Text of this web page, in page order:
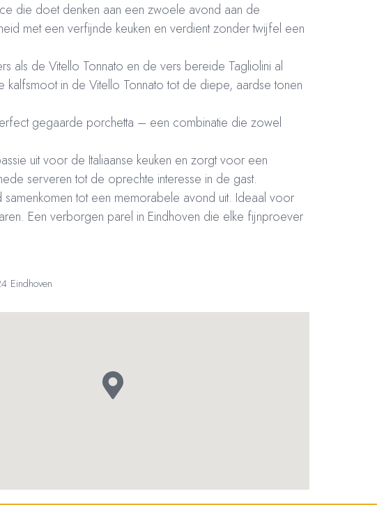
die doet denken aan een zwoele avond aan de
met een verfijnde keuken en verdient zonder twijfel een
als de Vitello Tonnato en de vers bereide Tagliolini al
in de Vitello Tonnato tot de diepe, aardse tonen
gegaarde porchetta – een combinatie die zowel
uit voor de Italiaanse keuken en zorgt voor een
serveren tot de oprechte interesse in de gast.
tot een memorabele avond uit. Ideaal voor
Een verborgen parel in Eindhoven die elke fijnproever
Eindhoven